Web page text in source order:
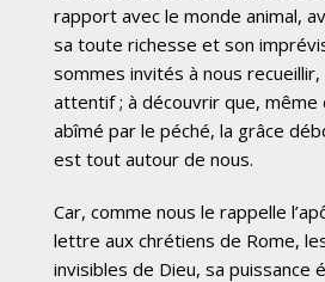
rapport avec le monde animal,
sa toute richesse et son
sommes invités à nous
attentif ; à découvrir que, même
abîmé par le péché, la grâce
est tout autour de nous.
Car, comme nous le rappelle
lettre aux chrétiens de Rome,
invisibles de Dieu, sa puissance